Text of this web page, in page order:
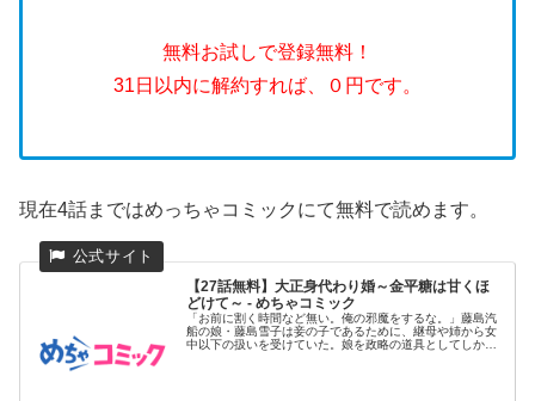
無料お試しで登録無料！
31日以内に解約すれば、０円です。
現在4話まではめっちゃコミックにて無料で読めます。
【27話無料】大正身代わり婚～金平糖は甘くほ
どけて～ - めちゃコミック
「お前に割く時間など無い。俺の邪魔をするな。」藤島汽
船の娘・藤島雪子は妾の子であるために、継母や姉から女
中以下の扱いを受けていた。娘を政略の道具としてしか見